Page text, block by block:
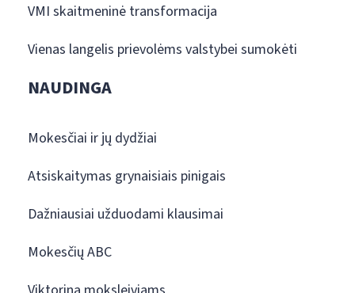
VMI skaitmeninė transformacija
Vienas langelis prievolėms valstybei sumokėti
NAUDINGA
Mokesčiai ir jų dydžiai
Atsiskaitymas grynaisiais pinigais
Dažniausiai užduodami klausimai
Mokesčių ABC